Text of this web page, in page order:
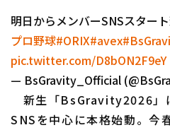
明日からメンバーSNSスター
プロ野球#ORIX#avex
pic.twitter.com/D8bON2F9eY
— BsGravity_Official
新生「BsGravity2026」
SNSを中心に本格始動。今